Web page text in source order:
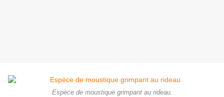
Espèce de moustique grimpant au rideau.